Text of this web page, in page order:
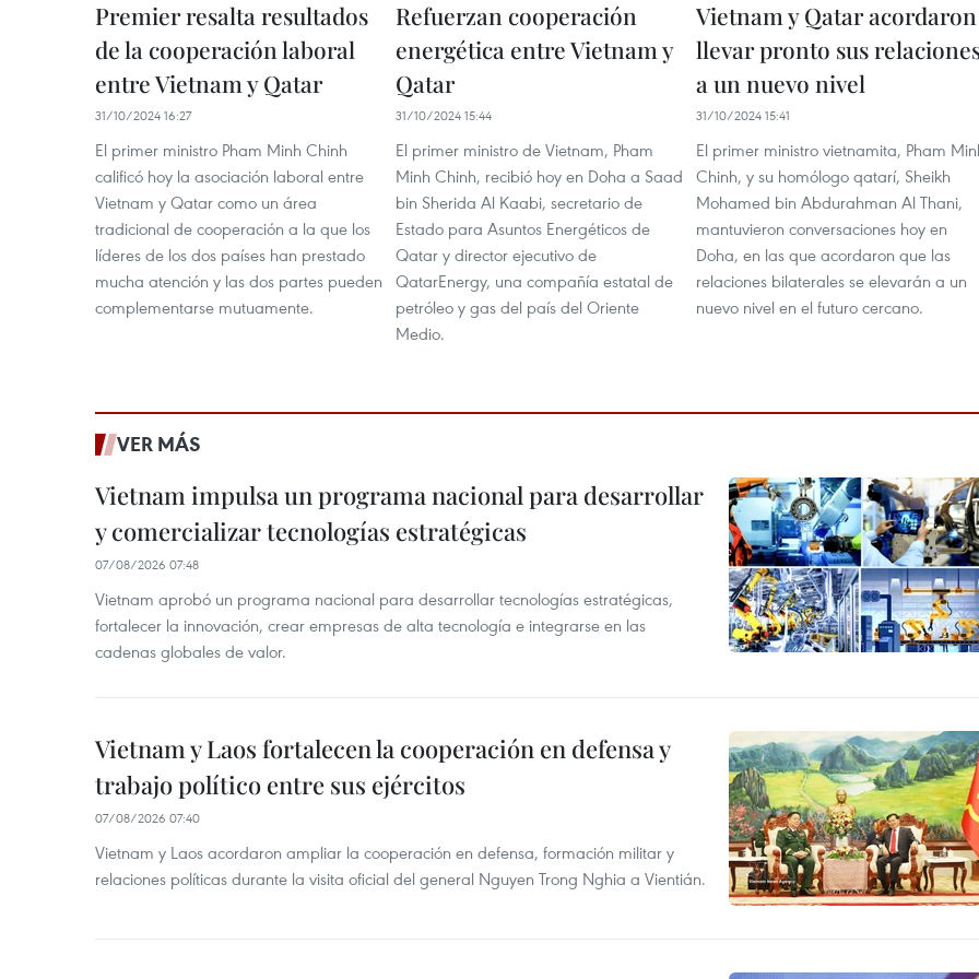
Premier resalta resultados
de la cooperación laboral
entre Vietnam y Qatar
31/10/2024 16:27
El primer ministro Pham Minh Chinh
calificó hoy la asociación laboral entre
Vietnam y Qatar como un área
tradicional de cooperación a la que los
líderes de los dos países han prestado
mucha atención y las dos partes pueden
complementarse mutuamente.
Refuerzan cooperación
energética entre Vietnam y
Qatar
31/10/2024 15:44
El primer ministro de Vietnam, Pham
Minh Chinh, recibió hoy en Doha a Saad
bin Sherida Al Kaabi, secretario de
Estado para Asuntos Energéticos de
Qatar y director ejecutivo de
QatarEnergy, una compañía estatal de
petróleo y gas del país del Oriente
Medio.
Vietnam y Qatar acordaron
llevar pronto sus
a un nuevo nivel
31/10/2024 15:41
El primer ministro vietnamita, Pham
Chinh, y su homólogo qatarí, Sheikh
Mohamed bin Abdurahman Al Thani,
mantuvieron conversaciones hoy en
Doha, en las que acordaron que las
relaciones bilaterales se elevarán a un
nuevo nivel en el futuro cercano.
VER MÁS
Vietnam impulsa un programa nacional para desarrollar
y comercializar tecnologías estratégicas
07/08/2026 07:48
Vietnam aprobó un programa nacional para desarrollar tecnologías estratégicas,
fortalecer la innovación, crear empresas de alta tecnología e integrarse en las
cadenas globales de valor.
Vietnam y Laos fortalecen la cooperación en defensa y
trabajo político entre sus ejércitos
07/08/2026 07:40
Vietnam y Laos acordaron ampliar la cooperación en defensa, formación militar y
relaciones políticas durante la visita oficial del general Nguyen Trong Nghia a Vientián.